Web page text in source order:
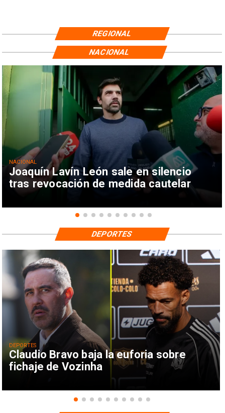
REGIONAL
Joaquín Lavín León sale en silencio
tras revocación de medida cautelar
NACIONAL
NACIONAL
Claudio Bravo baja la euforia sobre
fichaje de Vozinha
DEPORTES
DEPORTES